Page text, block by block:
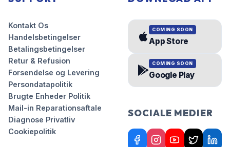
Kontakt Os
Handelsbetingelser
Betalingsbetingelser
Retur & Refusion
Forsendelse og Levering
Persondatapolitik
Brugte Enheder Politik
Mail-in Reparationsaftale
Diagnose Privatliv
Cookiepolitik
COMING SOON
App Store
COMING SOON
Google Play
SOCIALE MEDIER